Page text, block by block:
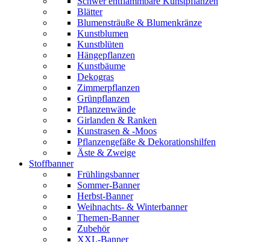
Blätter
Blumensträuße & Blumenkränze
Kunstblumen
Kunstblüten
Hängepflanzen
Kunstbäume
Dekogras
Zimmerpflanzen
Grünpflanzen
Pflanzenwände
Girlanden & Ranken
Kunstrasen & -Moos
Pflanzengefäße & Dekorationshilfen
Äste & Zweige
Stoffbanner
Frühlingsbanner
Sommer-Banner
Herbst-Banner
Weihnachts- & Winterbanner
Themen-Banner
Zubehör
XXL-Banner